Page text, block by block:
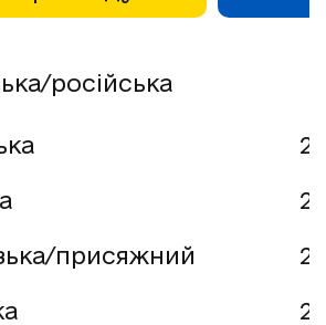
російська
присяжний